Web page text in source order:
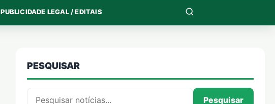
PUBLICIDADE LEGAL / EDITAIS
PESQUISAR
Pesquisar por:
Pesquisar